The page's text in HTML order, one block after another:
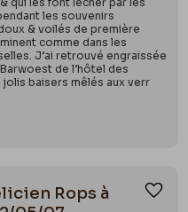
les souvenirs
& voilés de première
comme dans les
J’ai retrouvé engraissée
de l’hôtel des
baisers mêlés aux verr
Rops à